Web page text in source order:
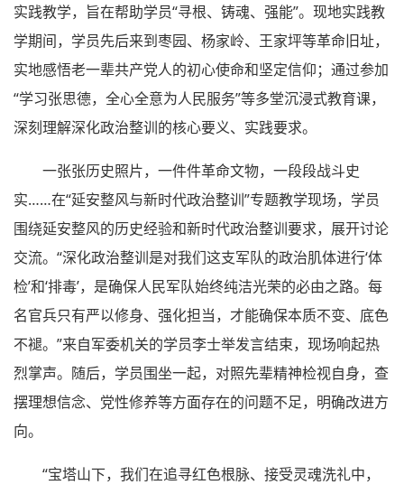
实践教学，旨在帮助学员“寻根、铸魂、强能”。现地实践教
学期间，学员先后来到枣园、杨家岭、王家坪等革命旧址，
实地感悟老一辈共产党人的初心使命和坚定信仰；通过参加
“学习张思德，全心全意为人民服务”等多堂沉浸式教育课，
深刻理解深化政治整训的核心要义、实践要求。
一张张历史照片，一件件革命文物，一段段战斗史
实……在“延安整风与新时代政治整训”专题教学现场，学员
围绕延安整风的历史经验和新时代政治整训要求，展开讨论
交流。“深化政治整训是对我们这支军队的政治肌体进行‘体
检’和‘排毒’，是确保人民军队始终纯洁光荣的必由之路。每
名官兵只有严以修身、强化担当，才能确保本质不变、底色
不褪。”来自军委机关的学员李士举发言结束，现场响起热
烈掌声。随后，学员围坐一起，对照先辈精神检视自身，查
摆理想信念、党性修养等方面存在的问题不足，明确改进方
向。
“宝塔山下，我们在追寻红色根脉、接受灵魂洗礼中，